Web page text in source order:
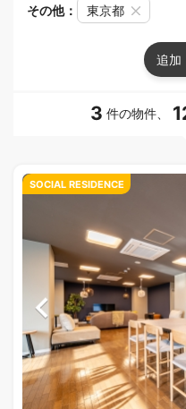
その他： 東京都
追加
3 件の物件、
SOCIAL RESIDENCE